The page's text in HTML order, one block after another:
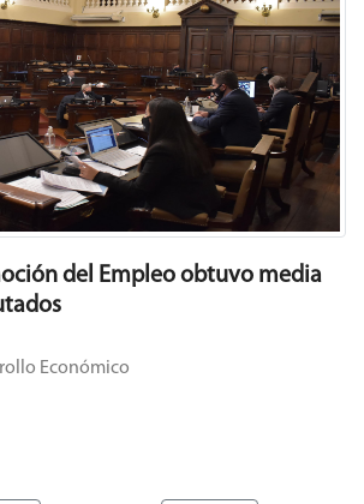
del Empleo obtuvo media
Económico